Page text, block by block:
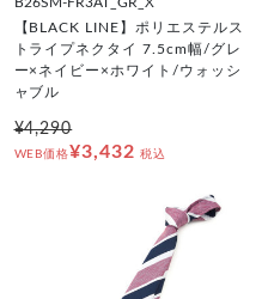
【BLACK LINE】ポリエステルス
トライプネクタイ 7.5cm幅/グレ
ー×ネイビー×ホワイト/ウォッシ
ャブル
¥4,290
WEB価格¥3,432 税込